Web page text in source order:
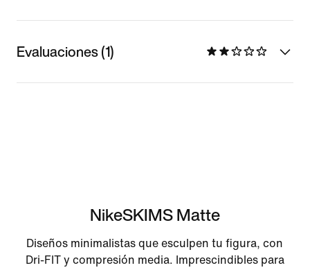
Evaluaciones (1)
NikeSKIMS Matte
Diseños minimalistas que esculpen tu figura, con
Dri-FIT y compresión media. Imprescindibles para